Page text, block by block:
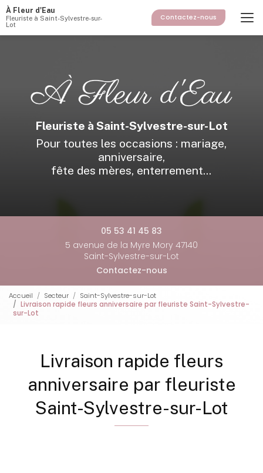
Aller
au
contenu
principal
À Fleur d'Eau
Fleuriste à Saint-Sylvestre-sur-
Lot
Contactez-nous
Fleuriste à Saint-Sylvestre-sur-Lot
Pour toutes les occasions : mariage,
anniversaire,
fête des mères, enterrement...
05 53 41 45 83
5 avenue de la Myre Mory 47140
Saint-Sylvestre-sur-Lot
Contactez-nous
Accueil Secteur
Saint-Sylvestre-sur-Lot
Livraison rapide fleurs anniversaire par fleuriste Saint-Sylvestre-
sur-Lot
Livraison rapide fleurs
anniversaire par fleuriste
Saint-Sylvestre-sur-Lot